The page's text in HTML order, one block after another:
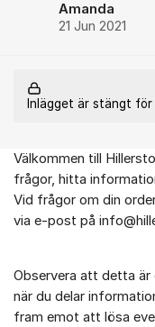
Amanda
21 Jun 2021
Inlägget är stängt
Om forumet
Välkommen till
frågor, hitta
Vid frågor om din
via e-post på
Observera att detta
när du delar
fram emot att lösa